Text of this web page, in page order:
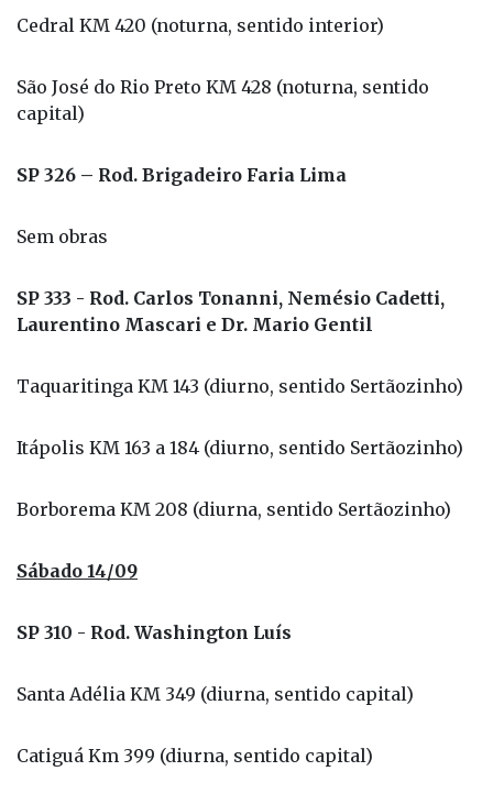
Cedral KM 420 (noturna, sentido interior)
São José do Rio Preto KM 428 (noturna, sentido
capital)
SP 326 – Rod. Brigadeiro Faria Lima
Sem obras
SP 333 - Rod. Carlos Tonanni, Nemésio Cadetti,
Laurentino Mascari e Dr. Mario Gentil
Taquaritinga KM 143 (diurno, sentido Sertãozinho)
Itápolis KM 163 a 184 (diurno, sentido Sertãozinho)
Borborema KM 208 (diurna, sentido Sertãozinho)
Sábado 14/09
SP 310 - Rod. Washington Luís
Santa Adélia KM 349 (diurna, sentido capital)
Catiguá Km 399 (diurna, sentido capital)